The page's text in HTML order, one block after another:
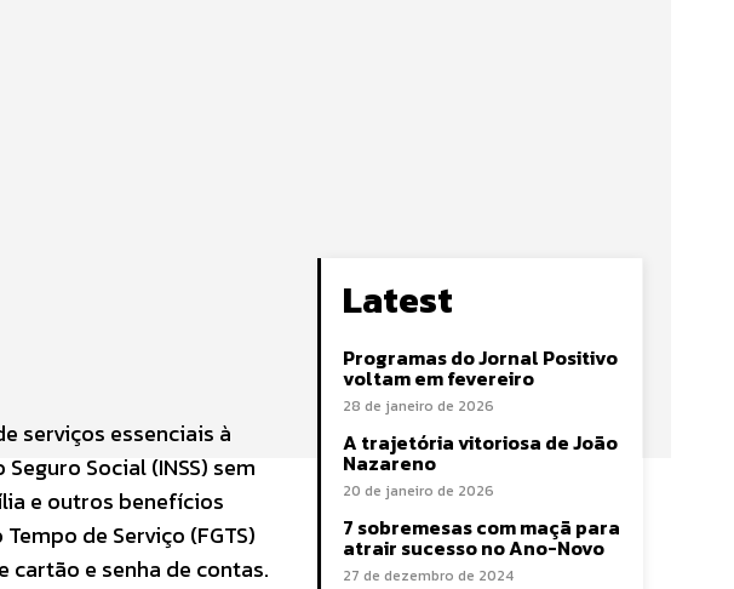
serviços essenciais à
Social (INSS) sem
e outros benefícios
de Serviço (FGTS)
cartão e senha de contas.
Latest
Programas do Jornal Positivo
voltam em fevereiro
28 de janeiro de 2026
A trajetória vitoriosa de João
Nazareno
20 de janeiro de 2026
7 sobremesas com maçã para
atrair sucesso no Ano-Novo
27 de dezembro de 2024